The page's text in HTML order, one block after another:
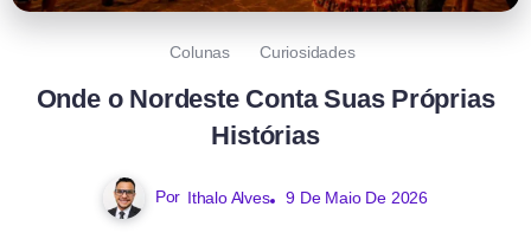
Colunas Curiosidades
Onde o Nordeste Conta Suas Próprias
Histórias
Por Ithalo Alves 9 De Maio De 2026